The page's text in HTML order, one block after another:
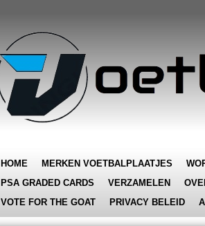
HOME MERKEN VOETBALPLAATJES
PSA GRADED CARDS
VERZAMELEN
VOTE FOR THE GOAT
PRIVACY BELEID